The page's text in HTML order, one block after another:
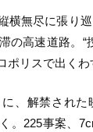
横無尽に張り巡
の高速道路。“
ポリスで出くわ
、解禁された
。225事案、